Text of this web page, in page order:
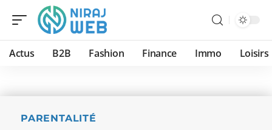
Actus B2B Fashion Finance Immo Loisirs
PARENTALITÉ